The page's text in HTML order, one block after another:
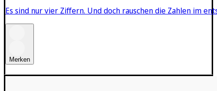
Es sind nur vier Ziffern. Und doch rauschen die Zahlen im
Merken